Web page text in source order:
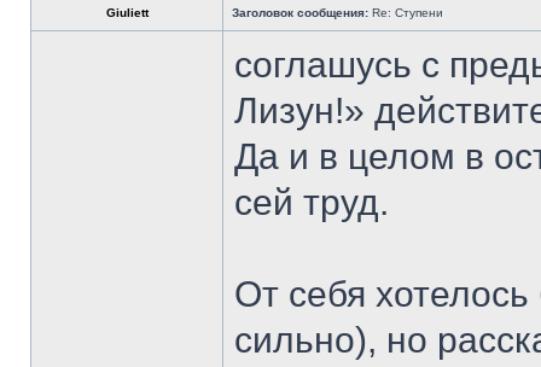
Giuliett Заголовок сообщения: Re: Ступени
соглашусь с
Лизун!»
Да и в целом в
сей труд.
От себя
сильно), но